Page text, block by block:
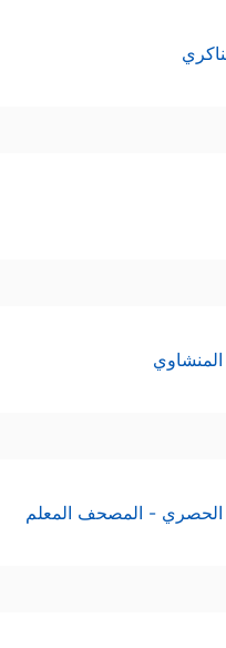
الحصري - المصحف المعلم